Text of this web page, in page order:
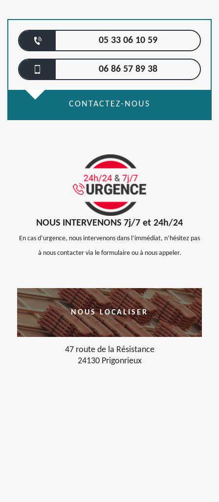
05 33 06 10 59
06 86 57 89 38
CONTACTEZ-NOUS
NOUS INTERVENONS 7j/7 et 24h/24
En cas d’urgence, nous intervenons dans l’immédiat, n’hésitez pas
à nous contacter via le formulaire ou à nous appeler.
NOUS LOCALISER
47 route de la Résistance
24130 Prigonrieux